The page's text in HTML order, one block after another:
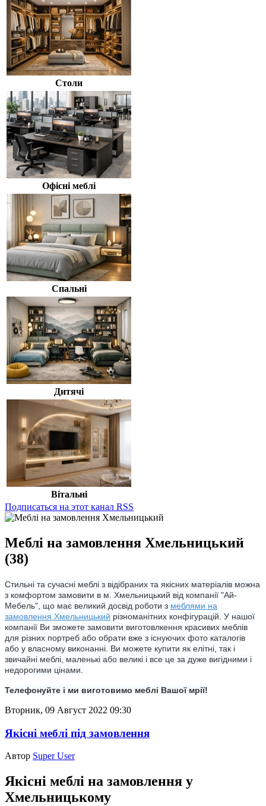
Столи
Офісні меблі
Спальні
Дитячі
Вітальні
Подписаться на этот канал RSS
Меблі на замовлення Хмельницький
(38)
Стильні та сучасні меблі з відібраних та якісних матеріалів можна
з комфортом замовити в м. Хмельницький від компанії "Ай-
Мебель", що має великий досвід роботи з меблями на
замовлення Хмельницький різноманітних конфігурацій. У нашої
компанії Ви зможете замовити виготовлкення красивих меблів
для різних портреб або обрати вже з існуючих фото каталогів
або у власному виконанні. Ви можете купити як елітні, так і
звичайні меблі, маленькі або великі і все це за дуже вигідними і
недорогими цінами.
Телефонуйте і ми виготовимо меблі Вашої мрії!
Вторник, 09 Август 2022 09:30
Якісні меблі під замовлення
Автор Super User
Якісні меблі на замовлення у
Хмельницькому